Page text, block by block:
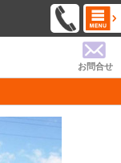
お問合せ